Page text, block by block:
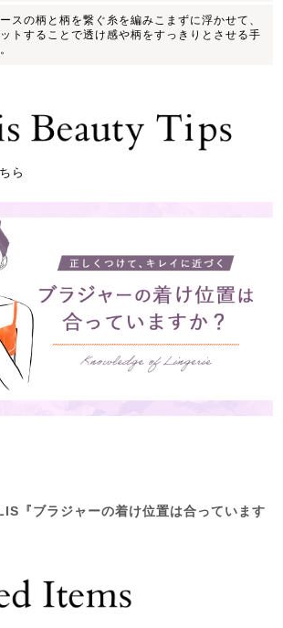
スの柄と柄を繋ぐ糸を編みこまずに浮かせて、
トすることで透け感や柄をすっきりとさせる手
ら
『ブラジャーの着け位置は合っています